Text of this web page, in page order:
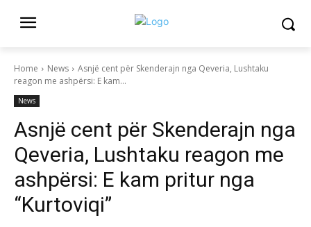
Home News
Asnjë cent për Skenderajn nga Qeveria, Lushtaku
reagon me ashpërsi: E kam...
News
Asnjë cent për Skenderajn nga
Qeveria, Lushtaku reagon me
ashpërsi: E kam pritur nga
“Kurtoviqi”